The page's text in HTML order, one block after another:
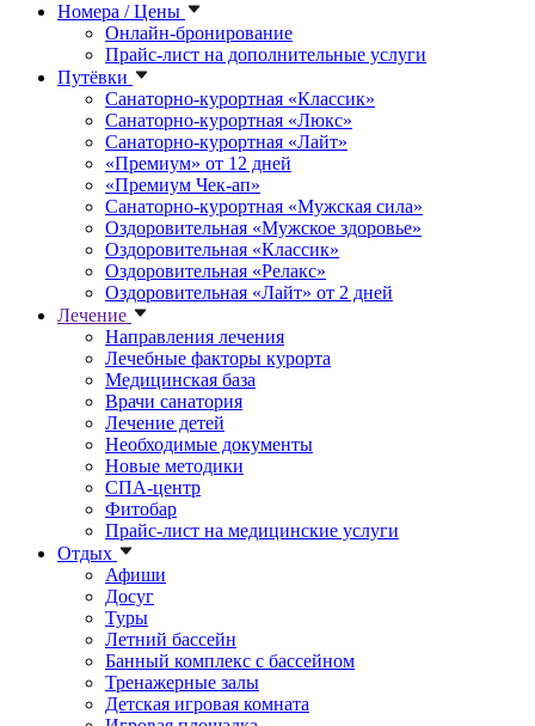
Номера / Цены
Онлайн-бронирование
Прайс-лист на дополнительные услуги
Путёвки
Санаторно-курортная «Классик»
Санаторно-курортная «Люкс»
Санаторно-курортная «Лайт»
«Премиум» от 12 дней
«Премиум Чек-ап»
Санаторно-курортная «Мужская сила»
Оздоровительная «Мужское здоровье»
Оздоровительная «Классик»
Оздоровительная «Релакс»
Оздоровительная «Лайт» от 2 дней
Лечение
Направления лечения
Лечебные факторы курорта
Медицинская база
Врачи санатория
Лечение детей
Необходимые документы
Новые методики
СПА-центр
Фитобар
Прайс-лист на медицинские услуги
Отдых
Афиши
Досуг
Туры
Летний бассейн
Банный комплекс с бассейном
Тренажерные залы
Детская игровая комната